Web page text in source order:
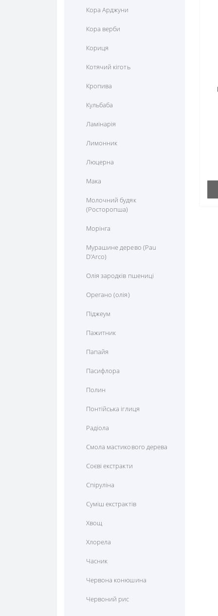
Кора Арджуни
Кора верби
Кориця
Котячий кіготь
Кропива
Кульбаба
Ламінарія
Лимонник
Люцерна
Мака
Молочний будяк
(Росторопша)
Морінга
Мурашине дерево (Pau
D'Arco)
Олія зародків пшениці
Орегано (олія)
Піджеум
Пажитник
Папайя
Пасифлора
Полин
Понтійська іглиця
Радіола
Смола мастикового дерева
Соєві екстракти
Спіруліна
Суміш екстрактів
Хвощ
Хлорела
Часник
Червона конюшина
Червоний рис